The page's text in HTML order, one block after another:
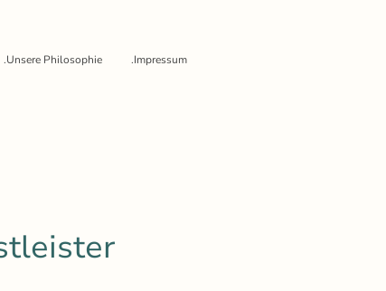
.Unsere Philosophie .Impressum